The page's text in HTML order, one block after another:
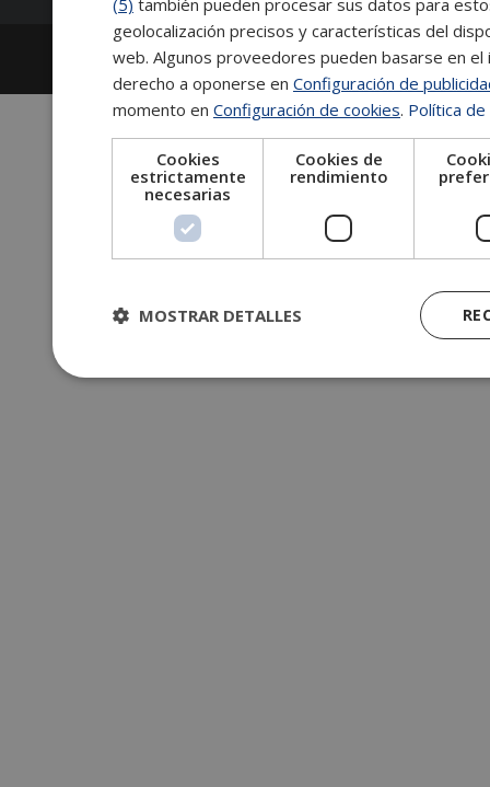
2026
Escuela de Posgrado de Salamanca
Información legal
Tablón de anuncios
(5) también pueden procesar sus datos para
geolocalización precisos y características del
web. Algunos proveedores pueden basarse en
derecho a oponerse en Configuración de
momento en Configuración de cookies. Política
Cookies
estrictamente
necesarias
Cookies de
rendimiento
MOSTRAR DETALLES